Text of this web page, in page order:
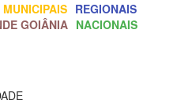
MUNICIPAIS REGIONAIS
GOIÂNIA NACIONAIS